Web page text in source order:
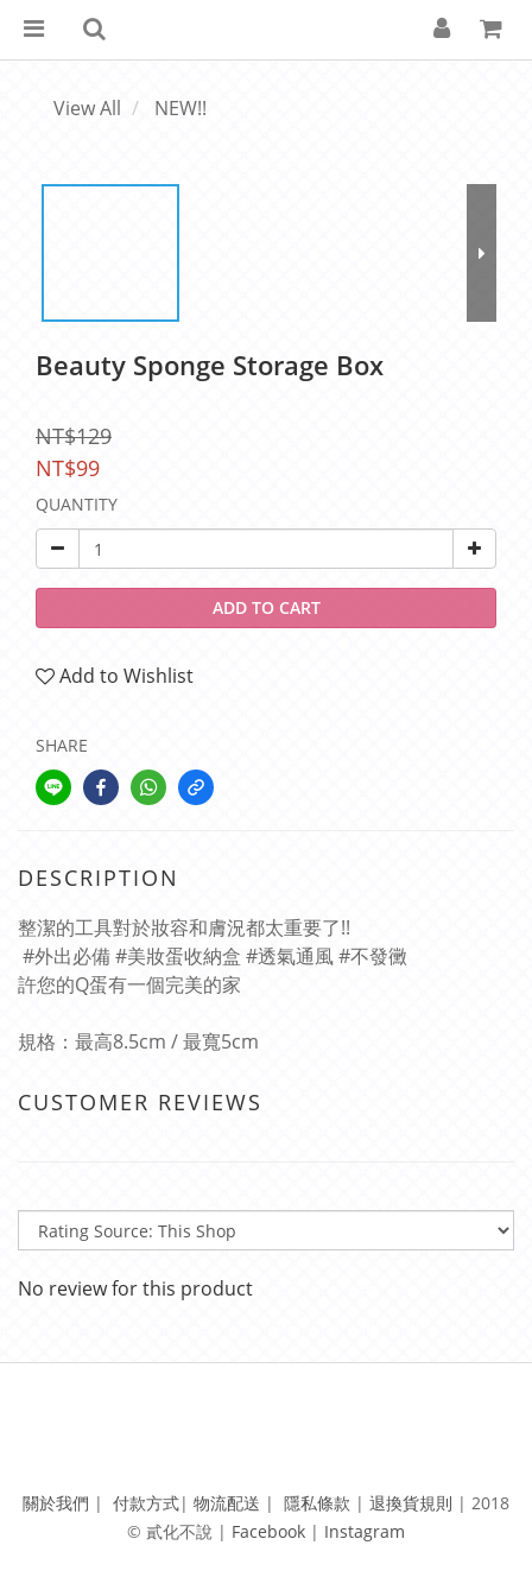
View All NEW!!
Beauty Sponge Storage Box
NT$129
NT$99
QUANTITY
ADD TO CART
Add to Wishlist
SHARE
DESCRIPTION
整潔的工具對於妝容和膚況都太重要了!!
#外出必備 #美妝蛋收納盒 #透氣通風 #不發黴
許您的Q蛋有一個完美的家
規格：最高8.5cm / 最寬5cm
CUSTOMER REVIEWS
No review for this product
關於我們 | 付款方式| 物流配送 | 隱私條款 | 退換貨規則 | 2018
© 貳化不說 | ​ Facebook | Instagram